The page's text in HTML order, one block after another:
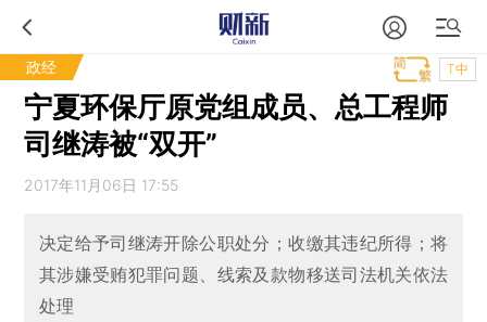
政经 T中
宁夏环保厅原党组成员、总工程师
司继涛被“双开”
2017年11月06日 17:55
决定给予司继涛开除公职处分；收缴其违纪所得；将
其涉嫌受贿犯罪问题、线索及款物移送司法机关依法
处理